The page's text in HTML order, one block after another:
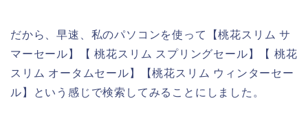
だから、早速、私のパソコンを使って【桃花スリム サ
マーセール】【 桃花スリム スプリングセール】【 桃花
スリム オータムセール】【桃花スリム ウィンターセー
ル】という感じで検索してみることにしました。